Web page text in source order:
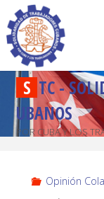
S TC-SOLI
U BANOS
POR CUBA Y LOS
Opinión